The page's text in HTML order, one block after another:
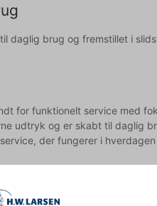
daglig brug og fremstillet i
for funktionelt service med
udtryk og er skabt til daglig
der fungerer i
med